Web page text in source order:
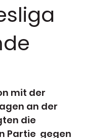
mit der
an der
die
Partie  gegen